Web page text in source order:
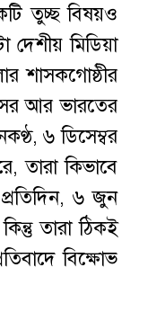
তুচ্ছ বিষয়ও
দেশীয় মিডিয়া
শাসকগোষ্ঠীর
আর ভারতের
৬ ডিসেম্বর
তারা কিভাবে
৬ জুন
তারা ঠিকই
বিক্ষোভ